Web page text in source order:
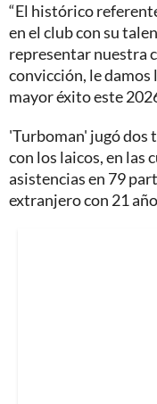
“El histórico
en el club con su
representar nuestra
convicción, le damos
mayor éxito este
'Turboman' jugó dos
con los laicos, en las
asistencias en 79
extranjero con 21